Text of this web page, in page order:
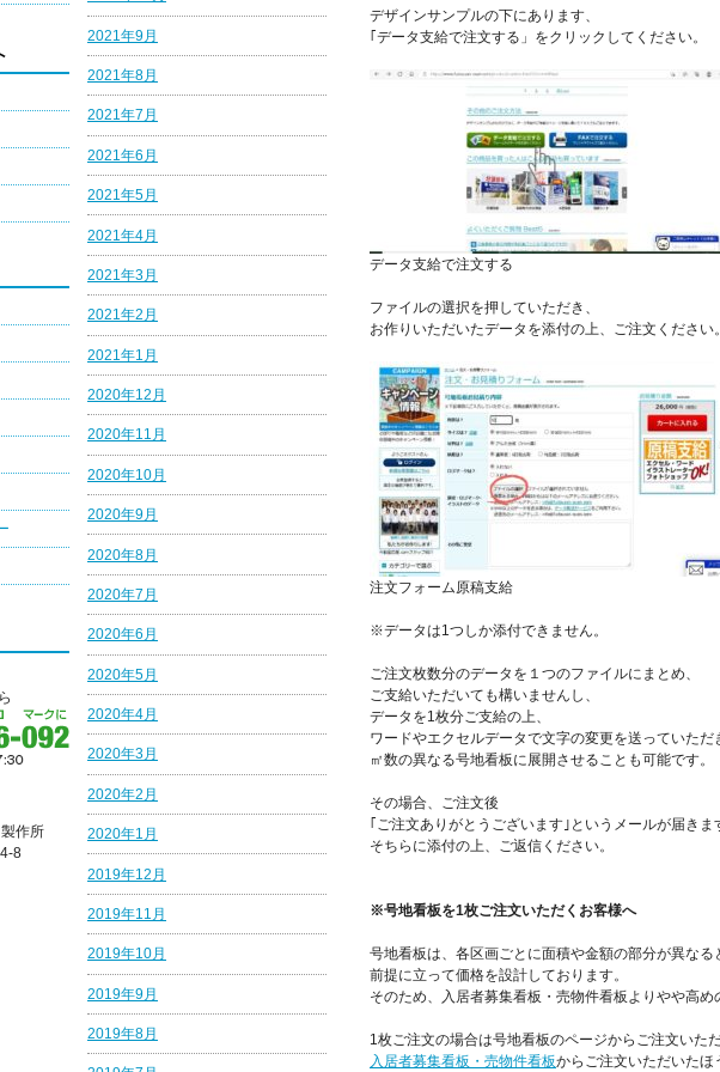
デザインサンプルの下にあります、
｢データ支給で注文する」をクリックしてください。
データ支給で注文する
ファイルの選択を押していただき、
お作りいただいたデータを添付の上、ご注文ください
注文フォーム原稿支給
※データは1つしか添付できません。
ご注文枚数分のデータを１つのファイルにまとめ、
ご支給いただいても構いませんし、
データを1枚分ご支給の上、
ワードやエクセルデータで文字の変更を送っていただ
㎡数の異なる号地看板に展開させることも可能です。
その場合、ご注文後
｢ご注文ありがとうございます｣というメールが届きま
そちらに添付の上、ご返信ください。
※号地看板を1枚ご注文いただくお客様へ
号地看板は、各区画ごとに面積や金額の部分が異なる
前提に立って価格を設計しております。
そのため、入居者募集看板・売物件看板よりやや高め
1枚ご注文の場合は号地看板のページからご注文いた
入居者募集看板・売物件看板からご注文いただいたほ
2021年9月
2021年8月
2021年7月
2021年6月
2021年5月
2021年4月
2021年3月
2021年2月
2021年1月
2020年12月
2020年11月
2020年10月
2020年9月
2020年8月
2020年7月
2020年6月
2020年5月
2020年4月
2020年3月
2020年2月
2020年1月
2019年12月
2019年11月
2019年10月
2019年9月
2019年8月
作所
8